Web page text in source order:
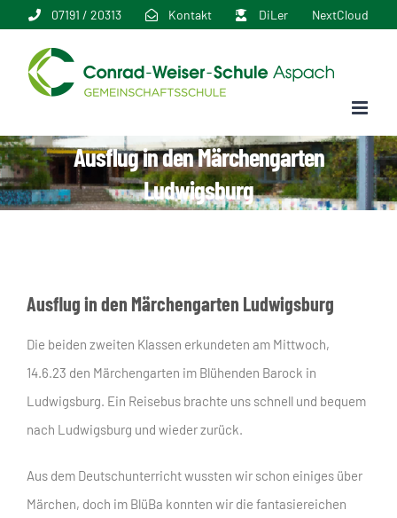
springen
07191 / 20313 Kontakt DiLer NextCloud
Ausflug in den Märchengarten
Ludwigsburg
Ausflug in den Märchengarten Ludwigsburg
Die beiden zweiten Klassen erkundeten am Mittwoch,
14.6.23 den Märchengarten im Blühenden Barock in
Ludwigsburg. Ein Reisebus brachte uns schnell und bequem
nach Ludwigsburg und wieder zurück.
Aus dem Deutschunterricht wussten wir schon einiges über
Märchen, doch im BlüBa konnten wir die fantasiereichen